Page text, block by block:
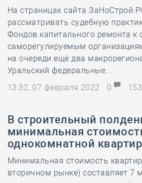
На страницах сайта
рассматривать судебную
Фондов капитального ремонта к
саморегулируемым
на очереди ещё два
Уральский федеральные...
13:32, 07 февраля 2022
0
В строительный
минимальная
однокомнатной
Минимальная стоимость
вторичном рынке) составляет 7